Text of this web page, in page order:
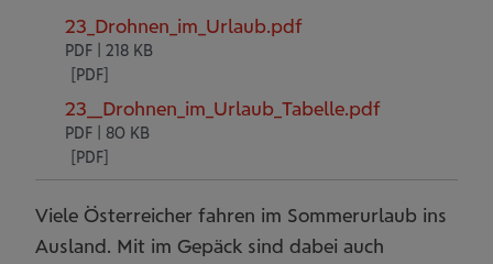
23_Drohnen_im_Urlaub.pdf
PDF | 218 KB
23__Drohnen_im_Urlaub_Tabelle.pdf
PDF | 80 KB
Viele Österreicher fahren im Sommerurlaub ins
Ausland. Mit im Gepäck sind dabei auch